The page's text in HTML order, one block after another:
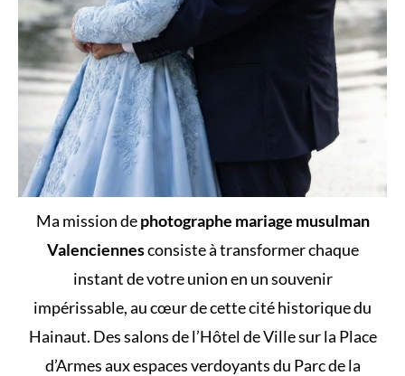
Ma mission dephotographe mariage musulman
Valenciennesconsiste à transformer chaque
instant de votre union en un souvenir
impérissable, au cœur de cette cité historique du
Hainaut. Des salons de l’Hôtel de Ville sur la Place
d’Armes aux espaces verdoyants du Parc de la